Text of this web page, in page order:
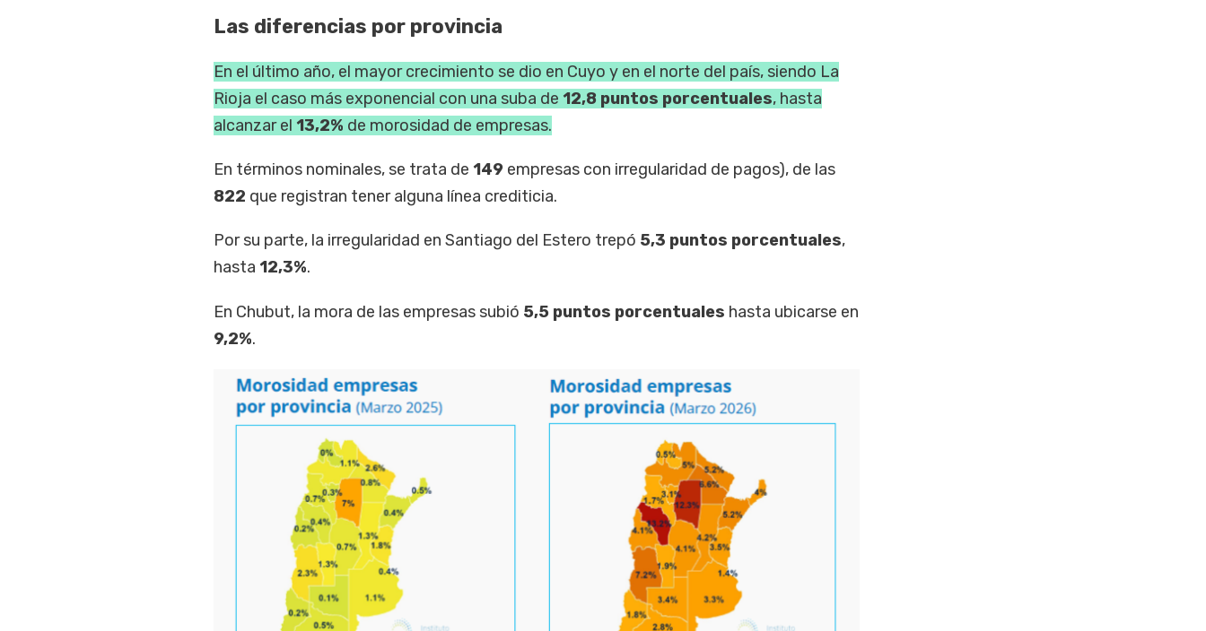
Las diferencias por provincia
En el último año, el mayor crecimiento se dio en Cuyo y en el norte del país, siendo La
Rioja el caso más exponencial con una suba de 12,8 puntos porcentuales, hasta
alcanzar el 13,2% de morosidad de empresas.
En términos nominales, se trata de 149empresas con irregularidad de pagos), de las
822 que registran tener alguna línea crediticia.
Por su parte, la irregularidad en Santiago del Estero trepó 5,3 puntos porcentuales,
hasta 12,3%.
En Chubut, la mora de las empresas subió 5,5 puntos porcentuales hasta ubicarse en
9,2%.